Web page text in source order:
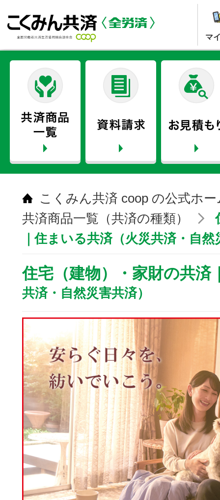
マ
こくみん共済 coop の公式ホ
共済商品一覧（共済の種類）
｜住まいる共済（火災共済・自
住宅（建物）・家財の共済
共済・自然災害共済）